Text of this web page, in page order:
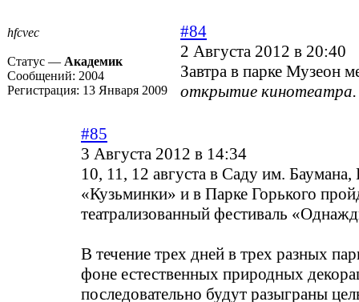
hfcvec
Статус — Академик
Сообщений: 2004
Регистрация: 13 Января 2009
#84
2 Августа 2012 в 20:40
Завтра в парке Музеон
открытие кинотеатра.
#85
3 Августа 2012 в 14:34
10, 11, 12 августа в Саду им. Баумана,
«Кузьминки» и в Парке Горького
театрализованный фестиваль
В течение трех дней в трех разных
фоне естественных природных
последовательно будут разыграны